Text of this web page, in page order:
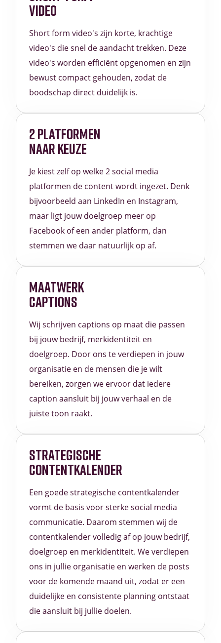
VIDEO
Short form video's zijn korte, krachtige
video's die snel de aandacht trekken. Deze
video's worden efficiënt opgenomen en zijn
bewust compact gehouden, zodat de
boodschap direct duidelijk is.
2 PLATFORMEN
NAAR KEUZE
Je kiest zelf op welke 2 social media
platformen de content wordt ingezet. Denk
bijvoorbeeld aan LinkedIn en Instagram,
maar ligt jouw doelgroep meer op
Facebook of een ander platform, dan
stemmen we daar natuurlijk op af.
MAATWERK
CAPTIONS
Wij schrijven captions op maat die passen
bij jouw bedrijf, merkidentiteit en
doelgroep. Door ons te verdiepen in jouw
organisatie en de mensen die je wilt
bereiken, zorgen we ervoor dat iedere
caption aansluit bij jouw verhaal en de
juiste toon raakt.
STRATEGISCHE
CONTENTKALENDER
Een goede strategische contentkalender
vormt de basis voor sterke social media
communicatie. Daarom stemmen wij de
contentkalender volledig af op jouw bedrijf,
doelgroep en merkidentiteit. We verdiepen
ons in jullie organisatie en werken de posts
voor de komende maand uit, zodat er een
duidelijke en consistente planning ontstaat
die aansluit bij jullie doelen.